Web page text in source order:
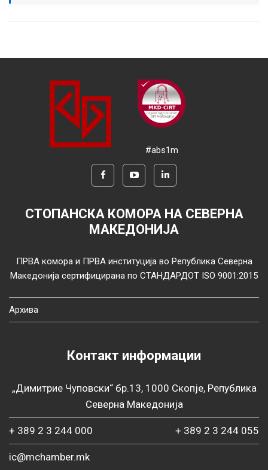
#abs1m
СТОПАНСКА КОМОРА НА СЕВЕРНА
МАКЕДОНИЈА
ПРВА комора и ПРВА институција во Република Северна
Македонија сертифицирана по СТАНДАРДОТ ISO 9001:2015
Архива
Контакт информации
„Димитрие Чуповски“ бр.13, 1000 Скопје, Република
Северна Македонија
+ 389 2 3 244 000 + 389 2 3 244 055
ic@mchamber.mk